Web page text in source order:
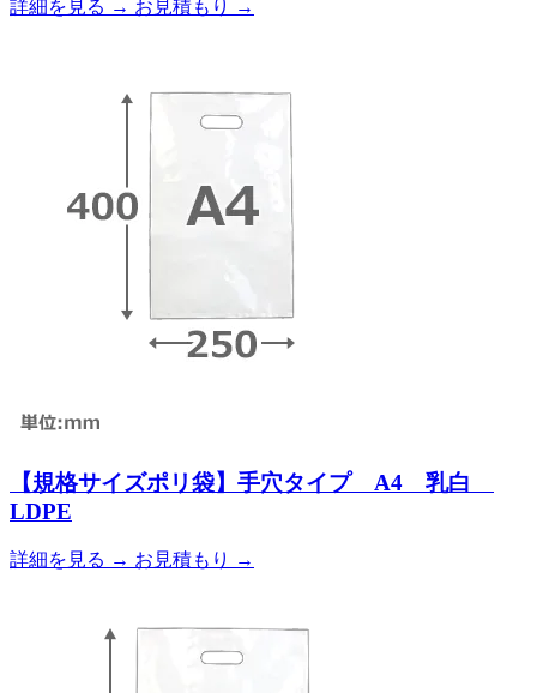
詳細を見る → お見積もり →
【規格サイズポリ袋】手穴タイプ A4 乳白
LDPE
詳細を見る → お見積もり →